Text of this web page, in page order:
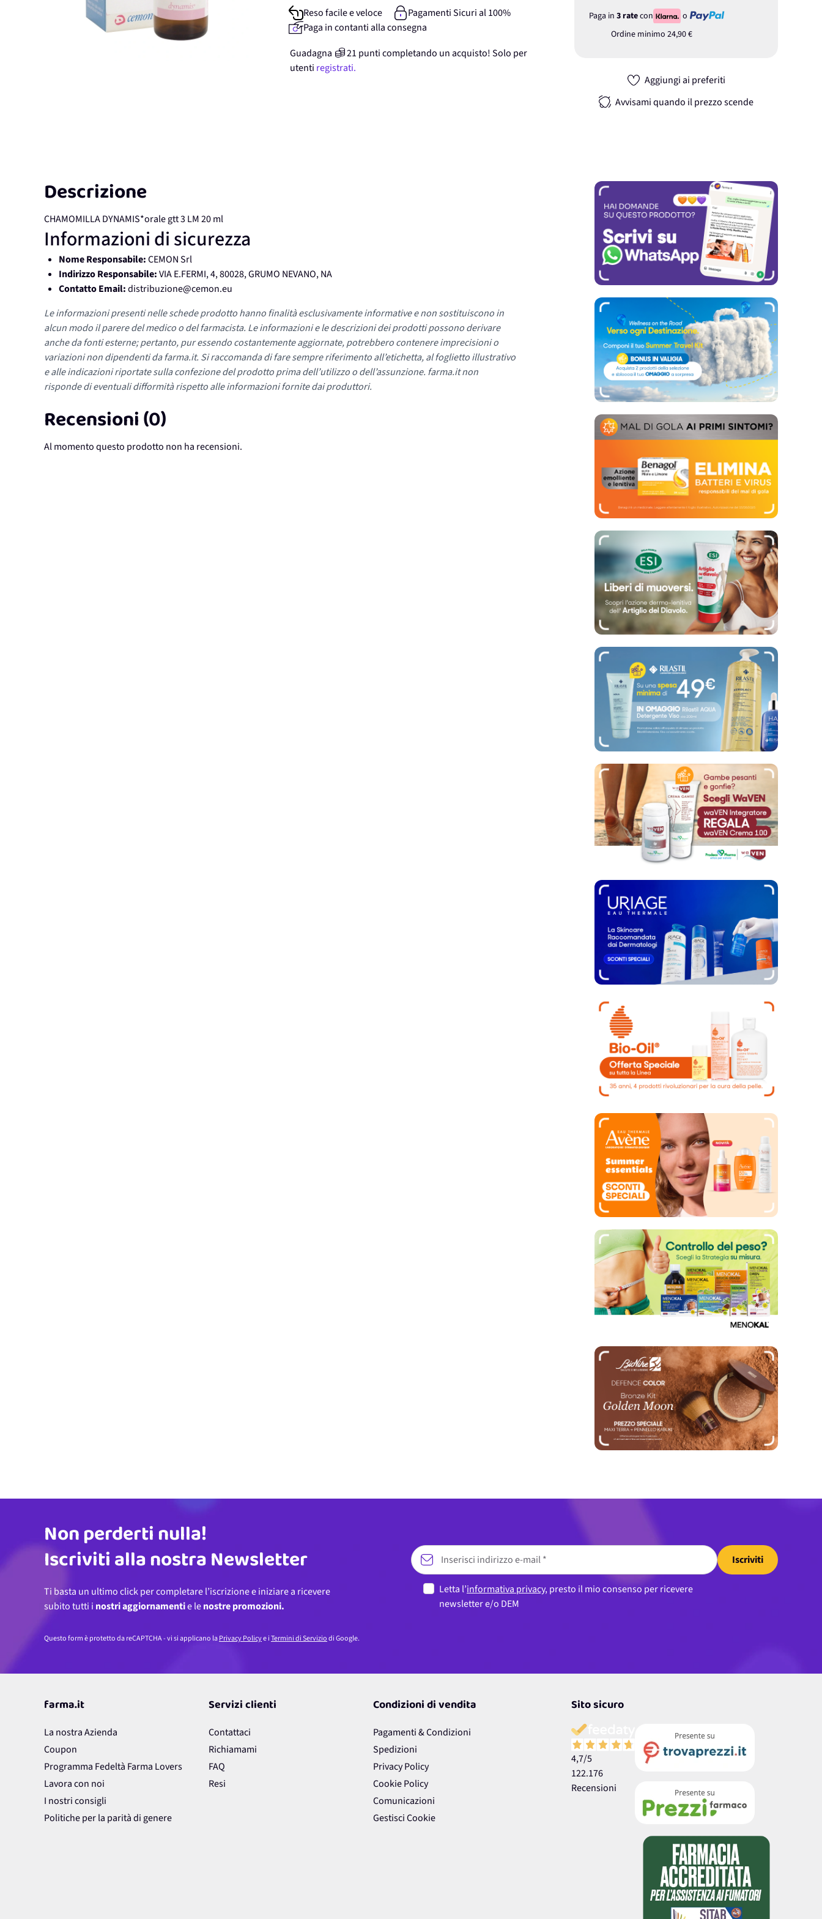
Paga in 3 ratecon
o
Ordine minimo 24,90 €
Aggiungi ai preferiti
Avvisami quando il prezzo scende
Reso facile e veloce
Pagamenti Sicuri al 100%
Paga in contanti alla consegna
Guadagna
21 punticompletando un acquisto! Solo per
utenti registrati.
Descrizione
CHAMOMILLA DYNAMIS*orale gtt 3 LM 20 ml
Informazioni di sicurezza
Nome Responsabile:CEMON Srl
Indirizzo Responsabile:VIA E.FERMI, 4, 80028, GRUMO NEVANO, NA
Contatto Email:distribuzione@cemon.eu
Le informazioni presenti nelle schede prodotto hanno finalità esclusivamente informative e non sostituiscono in
alcun modo il parere del medico o del farmacista. Le informazioni e le descrizioni dei prodotti possono derivare
anche da fonti esterne; pertanto, pur essendo costantemente aggiornate, potrebbero contenere imprecisioni o
variazioni non dipendenti da farma.it. Si raccomanda di fare sempre riferimento all’etichetta, al foglietto illustrativo
e alle indicazioni riportate sulla confezione del prodotto prima dell’utilizzo o dell’assunzione. farma.it non
risponde di eventuali difformità rispetto alle informazioni fornite dai produttori.
Recensioni (0)
Al momento questo prodotto non ha recensioni.
Indirizzo email
Non perderti nulla!
Iscriviti alla nostra Newsletter
Ti basta un ultimo click per completare l’iscrizione e iniziare a ricevere
subito tutti i nostri aggiornamentie lenostre promozioni.
Iscriviti
Letta l’informativa privacy, presto il mio consenso per ricevere
newsletter e/o DEM
Questo form è protetto da reCAPTCHA - vi si applicano laPrivacy Policye iTermini di Serviziodi Google.
farma.it
La nostra Azienda
Coupon
Programma Fedeltà Farma Lovers
Lavora con noi
I nostri consigli
Politiche per la parità di genere
Servizi clienti
Contattaci
Richiamami
FAQ
Resi
Condizioni di vendita
Pagamenti & Condizioni
Spedizioni
Privacy Policy
Cookie Policy
Comunicazioni
Gestisci Cookie
Sito sicuro
4,7/5
122.176
Recensioni